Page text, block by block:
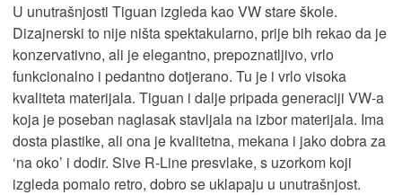
U unutrašnjosti Tiguan izgleda kao VW stare škole.
Dizajnerski to nije ništa spektakularno, prije bih rekao da je
konzervativno, ali je elegantno, prepoznatljivo, vrlo
funkcionalno i pedantno dotjerano. Tu je i vrlo visoka
kvaliteta materijala. Tiguan i dalje pripada generaciji VW-a
koja je poseban naglasak stavljala na izbor materijala. Ima
dosta plastike, ali ona je kvalitetna, mekana i jako dobra za
‘na oko’ i dodir. Sive R-Line presvlake, s uzorkom koji
izgleda pomalo retro, dobro se uklapaju u unutrašnjost.